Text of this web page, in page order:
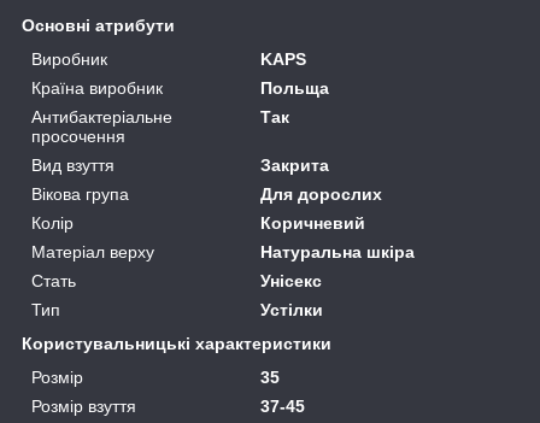
Основні атрибути
Виробник
KAPS
Країна виробник
Польща
Антибактеріальне
просочення
Так
Вид взуття
Закрита
Вікова група
Для дорослих
Колір
Коричневий
Матеріал верху
Натуральна шкіра
Стать
Унісекс
Тип
Устілки
Користувальницькі характеристики
Розмір
35
Розмір взуття
37-45